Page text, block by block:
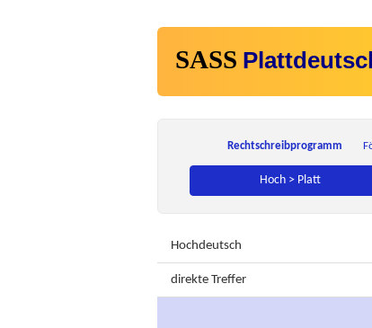
SASS
Rechtschreibprogramm
Hoch > Platt
Hochdeutsch
direkte Treffer